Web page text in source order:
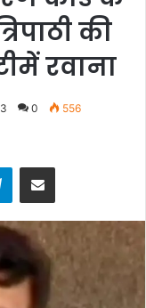
की
रवाना
0 556
TelegramShare via Email